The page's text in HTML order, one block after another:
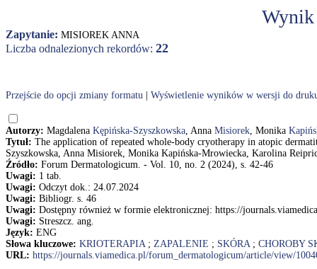
Zapytanie: MISIOREK ANNA
Liczba odnalezionych rekordów: 22
Przejście do opcji zmiany formatu Wyświetlenie wyników w wersji do
Autorzy: Magdalena Kępińska-Szyszkowska, Anna Misiorek, Monika
Tytuł: The application of repeated whole-body cryotherapy in atopic
Szyszkowska, Anna Misiorek, Monika Kapińska-Mrowiecka, Karolina
Źródło: Forum Dermatologicum. - Vol. 10, no. 2 (2024), s. 42-46
Uwagi: 1 tab.
Uwagi: Odczyt dok.: 24.07.2024
Uwagi: Bibliogr. s. 46
Uwagi: Dostępny również w formie elektronicznej: https://
Uwagi: Streszcz. ang.
Język: ENG
Słowa kluczowe: KRIOTERAPIA; ZAPALENIE ; SKÓRA; CHOROBY
URL: https://journals.viamedica.pl/forum_dermatologicum/article/view/